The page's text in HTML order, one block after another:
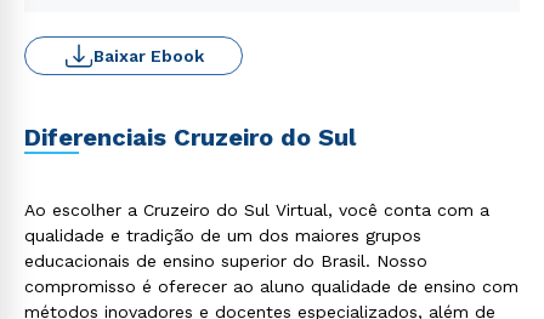
Baixar Ebook
Diferenciais Cruzeiro do Sul
Ao escolher a Cruzeiro do Sul Virtual, você conta com a
qualidade e tradição de um dos maiores grupos
educacionais de ensino superior do Brasil. Nosso
compromisso é oferecer ao aluno qualidade de ensino com
métodos inovadores e docentes especializados, além de